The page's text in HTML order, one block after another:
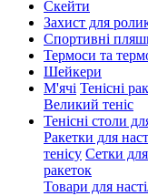
Скейти
Захист для
Спортивні
Термоси та
Шейкери
М'ячі Тенісні
Великий теніс
Тенісні столи
Ракетки для
тенісу Сетки
ракеток
Товари для